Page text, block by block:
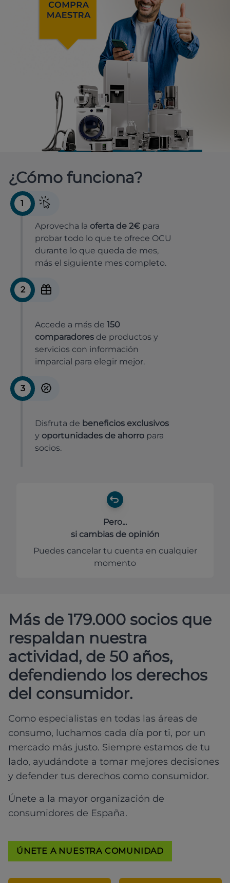
¿Cómo funciona?
1
Aprovecha la oferta de 2€ para
probar todo lo que te ofrece OCU
durante lo que queda de mes,
más el siguiente mes completo.
2
Accede a más de 150
comparadores de productos y
servicios con información
imparcial para elegir mejor.
3
Disfruta de beneficios exclusivos
y oportunidades de ahorro para
socios.
Pero...
si cambias de opinión
Puedes cancelar tu cuenta en cualquier
momento
Más de 179.000 socios que
respaldan nuestra
actividad, de 50 años,
defendiendo los derechos
del consumidor.
Como especialistas en todas las áreas de
consumo, luchamos cada día por ti, por un
mercado más justo. Siempre estamos de tu
lado, ayudándote a tomar mejores decisiones
y defender tus derechos como consumidor.
Únete a la mayor organización de
consumidores de España.
ÚNETE A NUESTRA COMUNIDAD